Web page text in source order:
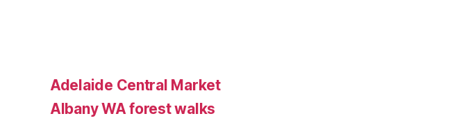
Adelaide Central Market
Albany WA forest walks